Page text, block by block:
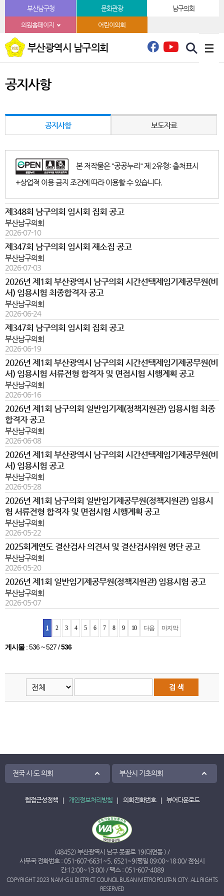
본문바로가기부산남구청 문화관광 남구의회
의원홈페이지 어린이의회
부산광역시 남구의회
공지사항
공지사항 보도자료
본 저작물은 "공공누리" 제 2유형: 출처표시
+상업적 이용 금지 조건에 따라 이용할 수 있습니다.
제348회 남구의회 임시회 집회 공고
부산남구의회
2026-07-10
제347회 남구의회 임시회 재소집 공고
부산남구의회
2026-07-03
2026년 제1회 부산광역시 남구의회 시간선택제임기제공무원(비
서) 임용시험 최종합격자 공고
부산남구의회
2026-06-24
제347회 남구의회 임시회 집회 공고
부산남구의회
2026-06-19
2026년 제1회 부산광역시 남구의회 시간선택제임기제공무원(비
서) 임용시험 서류전형 합격자 및 면접시험 시행계획 공고
부산남구의회
2026-06-16
2026년 제1회 남구의회 일반임기제(정책지원관) 임용시험 최종
합격자 공고
부산남구의회
2026-06-08
2026년 제1회 부산광역시 남구의회 시간선택제임기제공무원(비
서) 임용시험 공고
부산남구의회
2026-05-28
2026년 제1회 남구의회 일반임기제공무원(정책지원관) 임용시
험 서류전형 합격자 및 면접시험 시행계획 공고
부산남구의회
2026-05-22
2025회계연도 결산검사 의견서 및 결산검사위원 명단 공고
부산남구의회
2026-05-20
2026년 제1회 일반임기제공무원(정책지원관) 임용시험 공고
부산남구의회
2026-05-07
1 2 3 4 5 6 7 8 9 10 다음 마지막
게시물: 536 ~ 527 /536
전국 시·도 의회 부산시 기초의회
웹접근성정책 개인정보처리방침 의회전화번호 뷰어다운로드
(48452) 부산광역시 남구 못골로 19(대연동 ) /
사무국 전화번호 : 051-607-6631 ~5 6521 ~9(평일 09:00~18:00/ 점심시
간:12:00~13:00) / 팩스 : 051-607-4089
COPYRIGHT 2023 NAM-GU DISTRICT COUNCIL BUSAN METROPOLITAN CITY. ALL RIGHTS
RESERVED